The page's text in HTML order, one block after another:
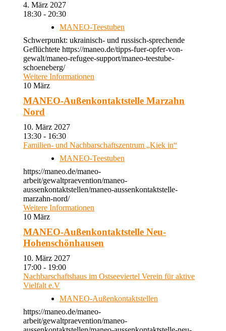
4. März 2027
18:30 - 20:30
MANEO-Teestuben
Schwerpunkt: ukrainisch- und russisch-sprechende
Geflüchtete https://maneo.de/tipps-fuer-opfer-von-
gewalt/maneo-refugee-support/maneo-teestube-
schoeneberg/
Weitere Informationen
10 März
MANEO-Außenkontaktstelle Marzahn
Nord
10. März 2027
13:30 - 16:30
Familien- und Nachbarschaftszentrum „Kiek in“
MANEO-Teestuben
https://maneo.de/maneo-
arbeit/gewaltpraevention/maneo-
aussenkontaktstellen/maneo-aussenkontaktstelle-
marzahn-nord/
Weitere Informationen
10 März
MANEO-Außenkontaktstelle Neu-
Hohenschönhausen
10. März 2027
17:00 - 19:00
Nachbarschaftshaus im Ostseeviertel Verein für aktive
Vielfalt e.V
MANEO-Außenkontaktstellen
https://maneo.de/maneo-
arbeit/gewaltpraevention/maneo-